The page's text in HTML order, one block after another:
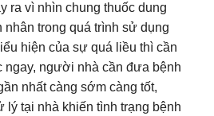
ra vì nhìn chung thuốc dung
nhân trong quá trình sử dụng
hiện của sự quá liều thì cần
ngay, người nhà cần đưa bệnh
nhất càng sớm càng tốt,
lý tại nhà khiến tình trạng bệnh